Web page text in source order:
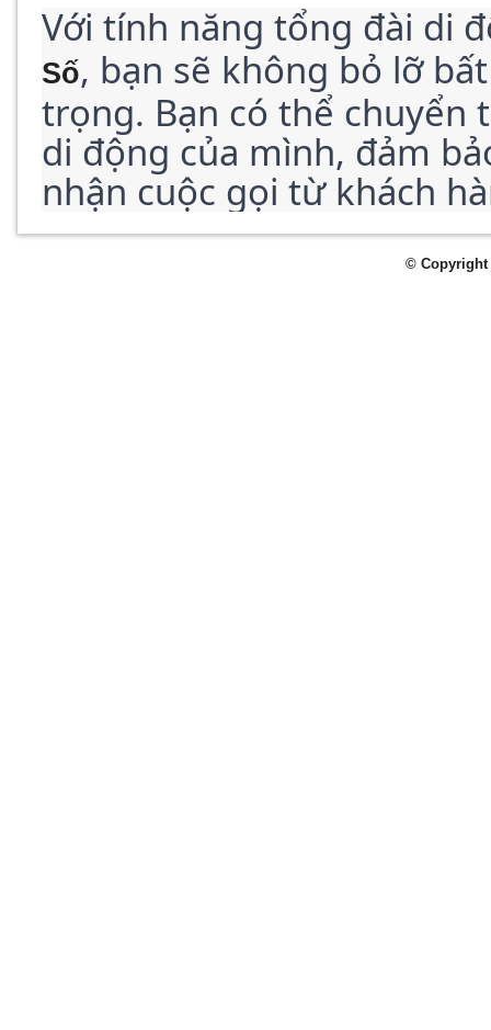
Với tính năng tổng đài di
Số, bạn sẽ không bỏ lỡ
trọng. Bạn có thể chuyển
di động của mình, đảm
nhận cuộc gọi từ khách
© Copyright